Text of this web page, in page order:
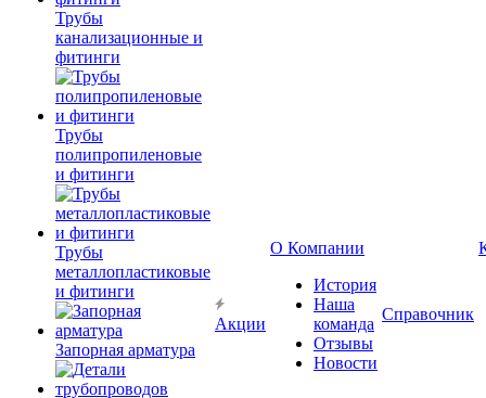
Трубы
канализационные и
фитинги
Трубы
полипропиленовые
и фитинги
Трубы
металлопластиковые
и фитинги
Запорная арматура
Акции
О Компании
История
Наша
команда
Отзывы
Новости
Справочник